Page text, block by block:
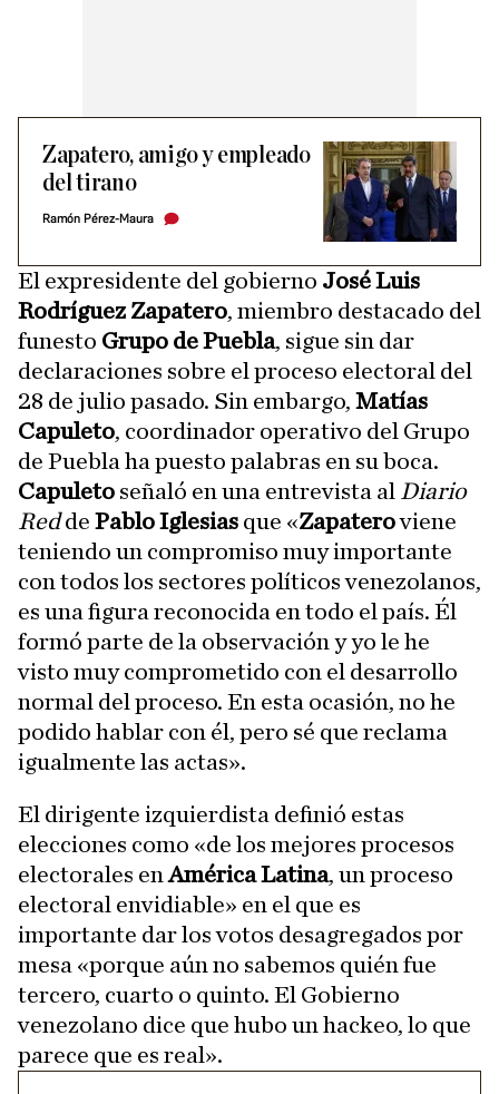
Zapatero, amigo y empleado
del tirano
Ramón Pérez-Maura
El expresidente del gobierno José Luis
Rodríguez Zapatero, miembro destacado del
funesto Grupo de Puebla, sigue sin dar
declaraciones sobre el proceso electoral del
28 de julio pasado. Sin embargo, Matías
Capuleto, coordinador operativo del Grupo
de Puebla ha puesto palabras en su boca.
Capuleto señaló en una entrevista al Diario
Redde Pablo Iglesias que «Zapateroviene
teniendo un compromiso muy importante
con todos los sectores políticos venezolanos,
es una figura reconocida en todo el país. Él
formó parte de la observación y yo le he
visto muy comprometido con el desarrollo
normal del proceso. En esta ocasión, no he
podido hablar con él, pero sé que reclama
igualmente las actas».
El dirigente izquierdista definió estas
elecciones como «de los mejores procesos
electorales enAmérica Latina, un proceso
electoral envidiable» en el que es
importante dar los votos desagregados por
mesa «porque aún no sabemos quién fue
tercero, cuarto o quinto. El Gobierno
venezolano dice que hubo un hackeo, lo que
parece que es real».